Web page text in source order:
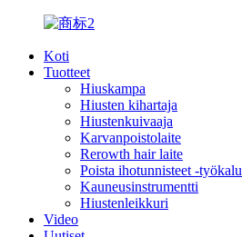
Koti
Tuotteet
Hiuskampa
Hiusten kihartaja
Hiustenkuivaaja
Karvanpoistolaite
Rerowth hair laite
Poista ihotunnisteet -työkalu
Kauneusinstrumentti
Hiustenleikkuri
Video